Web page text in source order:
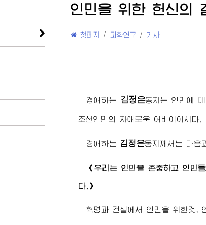
인민을 위한 헌신의
첫페지 / 과학연구 / 기사
경애하는
김정은동지 는 인민에
조선인민의 자애로운 어버이 이시다.
경애하는 김정은동지께서 는 다음
《우리는 인민을 존중하고 인민
다.》
혁명과 건설에서 인민을 위한것,